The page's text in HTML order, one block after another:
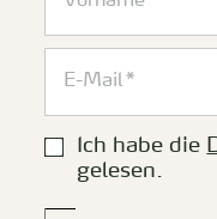
Ich habe die
gelesen.